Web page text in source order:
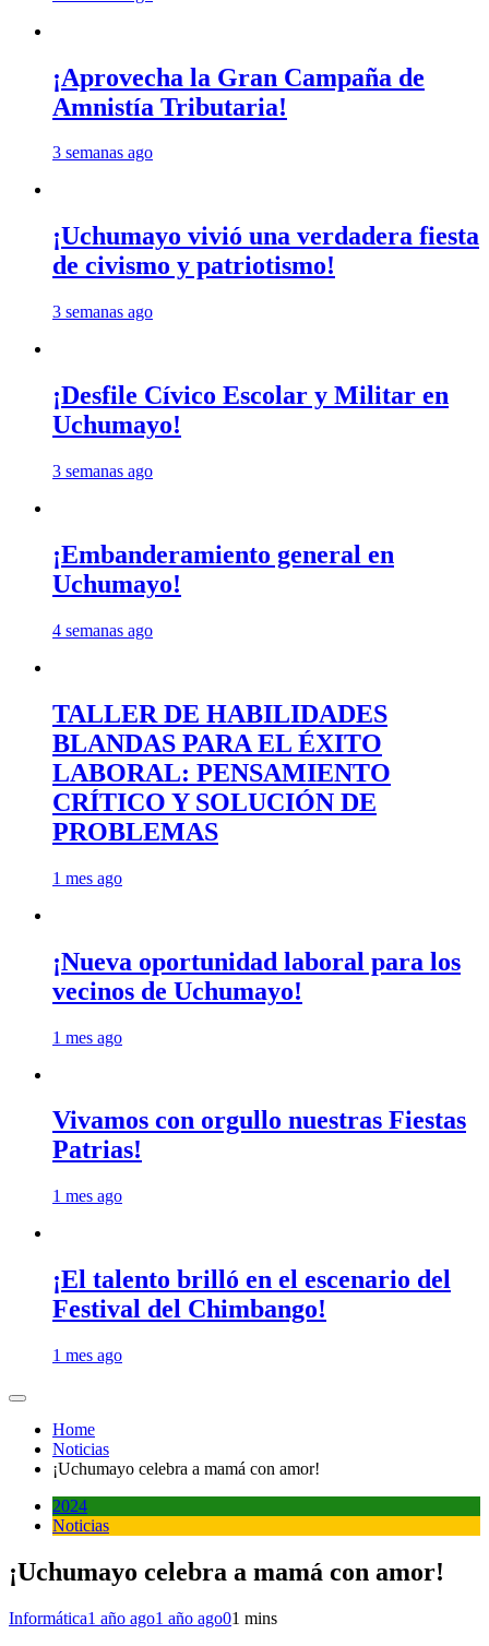
¡Aprovecha la Gran Campaña de
Amnistía Tributaria!
3 semanas ago
¡Uchumayo vivió una verdadera fiesta
de civismo y patriotismo!
3 semanas ago
¡Desfile Cívico Escolar y Militar en
Uchumayo!
3 semanas ago
¡Embanderamiento general en
Uchumayo!
4 semanas ago
TALLER DE HABILIDADES
BLANDAS PARA EL ÉXITO
LABORAL: PENSAMIENTO
CRÍTICO Y SOLUCIÓN DE
PROBLEMAS
1 mes ago
¡Nueva oportunidad laboral para los
vecinos de Uchumayo!
1 mes ago
Vivamos con orgullo nuestras Fiestas
Patrias!
1 mes ago
¡El talento brilló en el escenario del
Festival del Chimbango!
1 mes ago
Home
Noticias
¡Uchumayo celebra a mamá con amor!
2024
Noticias
¡Uchumayo celebra a mamá con amor!
Informática1 año ago1 año ago01 mins